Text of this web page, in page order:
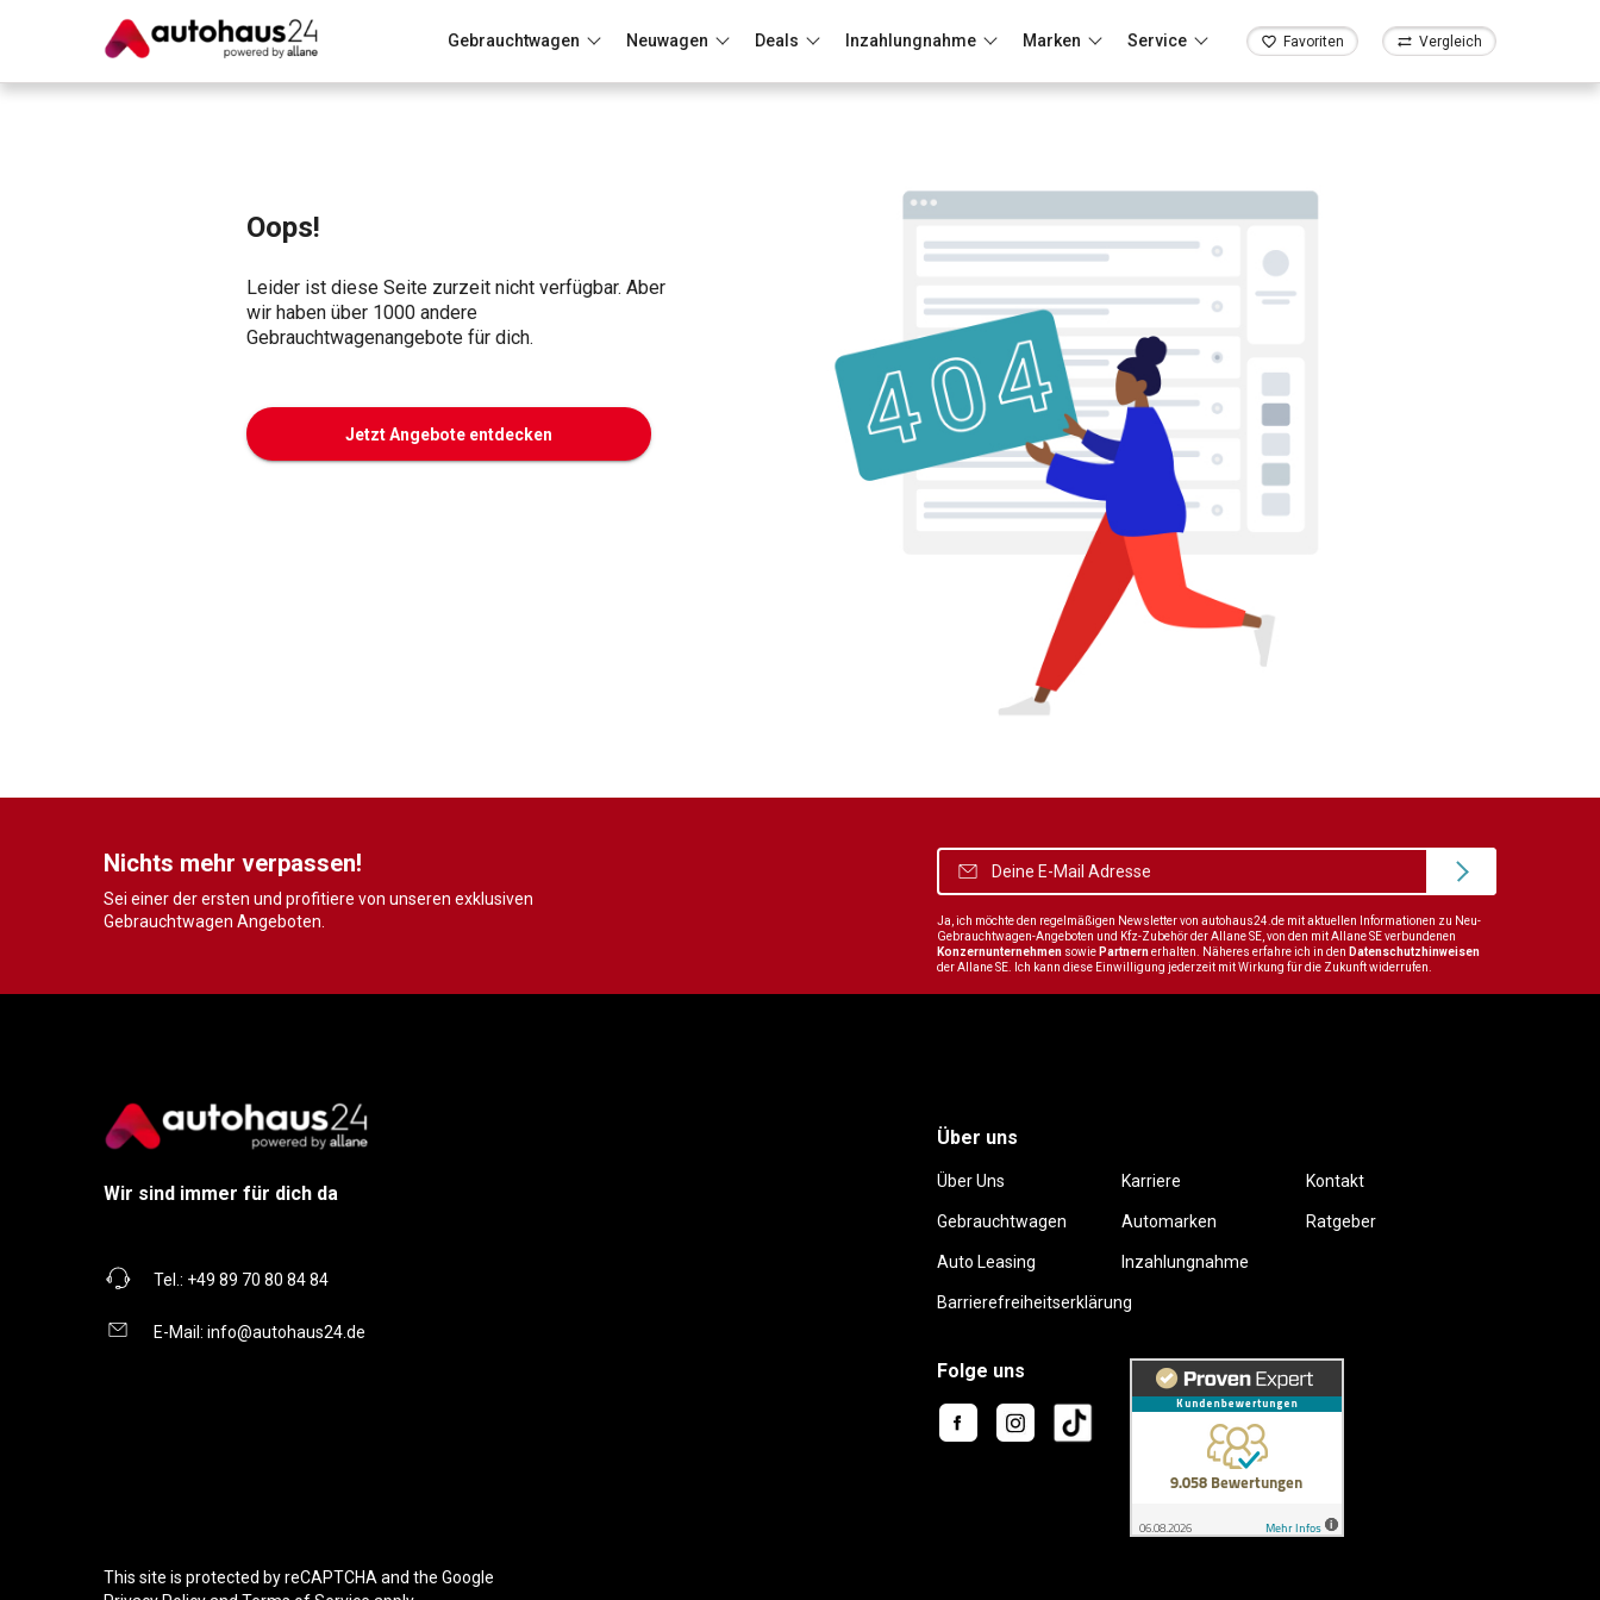
Gebrauchtwagen Neuwagen Deals Inzahlungnahme Marken Service Favoriten Vergleich
Oops!
Leider ist diese Seite zurzeit nicht verfügbar. Aber
wir haben über 1000 andere
Gebrauchtwagenangebote für dich.
Jetzt Angebote entdecken
Nichts mehr verpassen!
Sei einer der ersten und profitiere von unseren exklusiven
Gebrauchtwagen Angeboten.
Ja, ich möchte den regelmäßigen Newsletter von autohaus24.de mit aktuellen Informationen zu Neu-
Gebrauchtwagen-Angeboten und Kfz-Zubehör der Allane SE, von den mit Allane SE verbundenen
Konzernunternehmen sowie Partnernerhalten. Näheres erfahre ich in den Datenschutzhinweisen
der Allane SE. Ich kann diese Einwilligung jederzeit mit Wirkung für die Zukunft widerrufen.
Wir sind immer für dich da
Tel.: +49 89 70 80 84 84
E-Mail: info@autohaus24.de
Über uns
Über Uns Karriere Kontakt
Gebrauchtwagen Automarken Ratgeber
Auto Leasing Inzahlungnahme
Barrierefreiheitserklärung
Folge uns
This site is protected by reCAPTCHA and the Google